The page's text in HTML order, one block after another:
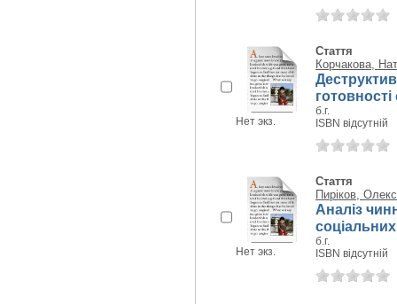
Нет экз.
Стаття
Корчакова,
б.г.
ISBN відсутній
Нет экз.
Стаття
Пиріков,
Аналіз
б.г.
ISBN відсутній